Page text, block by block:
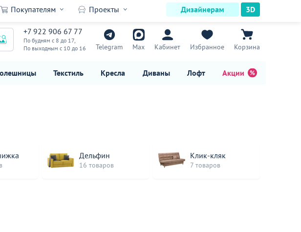
Покупателям Проекты Дизайнерам 3D
+7 922 906 67 77
По будням с 8 до 17,
По выходным с 10 до 16
Telegram Max Кабинет Избранное Корзина
Текстиль Кресла Диваны Лофт Акции
Дельфин
16 товаров
Клик-кляк
7 товаров